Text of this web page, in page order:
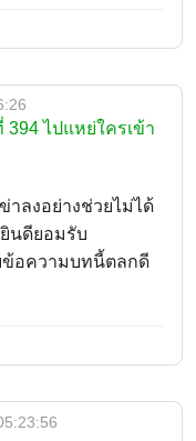
394 ไปแหย่ใครเข้า
าลงอย่างช่วยไม่ได้
ยินดียอมรับ
อความบทนี้ตลกดี